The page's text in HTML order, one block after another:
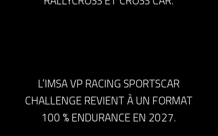
L’IMSA VP RACING SPORTSCAR
CHALLENGE REVIENT À UN FORMAT
100 % ENDURANCE EN 2027.